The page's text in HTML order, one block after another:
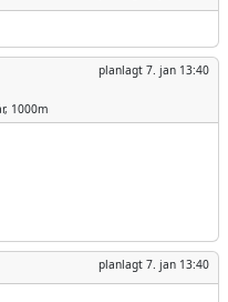
planlagt 7. jan 13:40
1000m
planlagt 7. jan 13:40